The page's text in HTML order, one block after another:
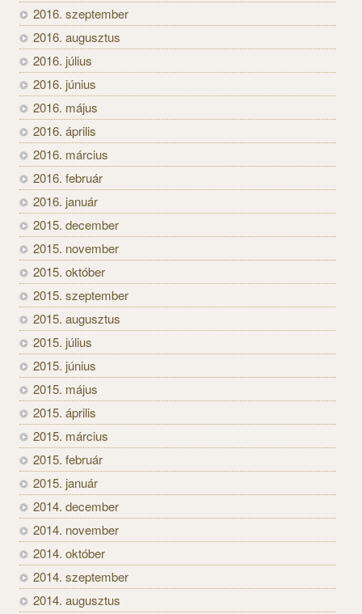
2016. szeptember
2016. augusztus
2016. július
2016. június
2016. május
2016. április
2016. március
2016. február
2016. január
2015. december
2015. november
2015. október
2015. szeptember
2015. augusztus
2015. július
2015. június
2015. május
2015. április
2015. március
2015. február
2015. január
2014. december
2014. november
2014. október
2014. szeptember
2014. augusztus